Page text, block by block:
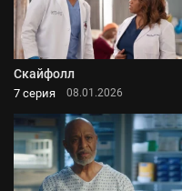
Скайфолл
7 серия 08.01.2026